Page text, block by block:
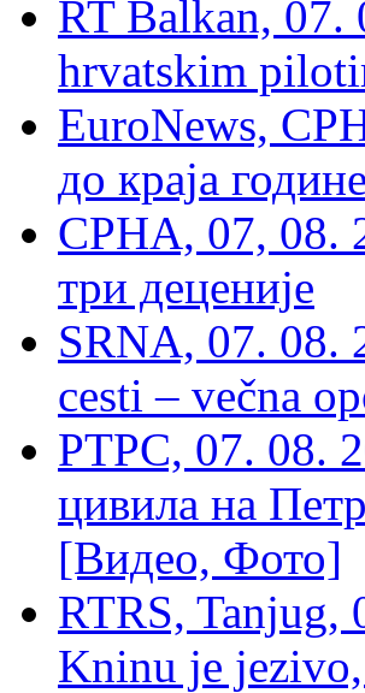
RT Balkan, 07.
hrvatskim
EuroNews,
до краја
СРНА, 07, 08.
три деценије
SRNA, 07. 08.
cesti – večna
РТРС, 07. 08.
цивила на
[Видео, Фото]
RTRS, Tanjug,
Kninu je